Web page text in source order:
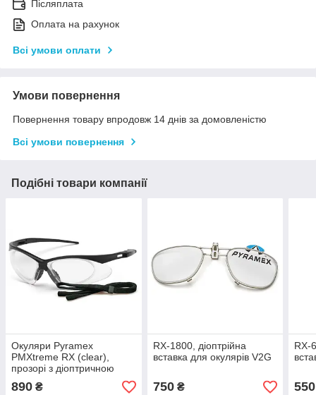
Післяплата
Оплата на рахунок
Всі умови оплати
Умови повернення
Повернення товару впродовж 14 днів за домовленістю
Всі умови повернення
Подібні товари компанії
Окуляри Pyramex
PMXtreme RX (clear),
прозорі з діоптричною
вставкою
890 ₴
RX-1800, діоптрійна
вставка для окулярів V2G
750₴
RX-
550